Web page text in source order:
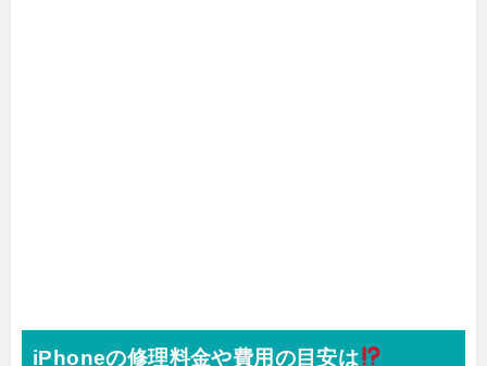
iPhoneの修理料金や費用の目安は